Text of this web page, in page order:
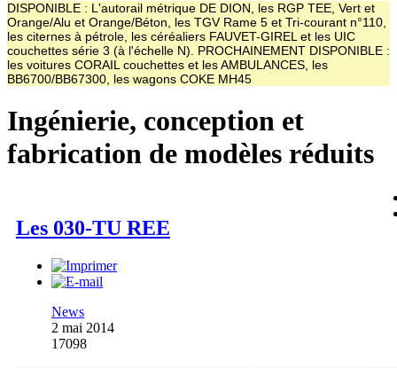
DISPONIBLE : L'autorail métrique DE DION, les RGP TEE, Vert et
Orange/Alu et Orange/Béton, les TGV Rame 5 et Tri-courant n°110,
les citernes à pétrole, les céréaliers FAUVET-GIREL et les UIC
couchettes série 3 (à l'échelle N). PROCHAINEMENT DISPONIBLE :
les voitures CORAIL couchettes et les AMBULANCES, les
BB6700/BB67300, les wagons COKE MH45
Ingénierie, conception et
fabrication de modèles réduits
Les 030-TU REE
News
2 mai 2014
17098